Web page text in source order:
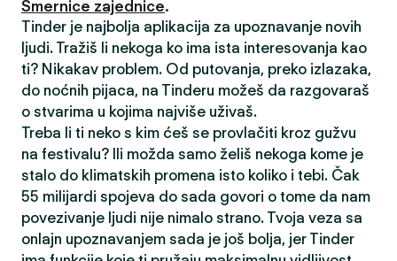
Smernice zajednice.
Tinder je najbolja aplikacija za upoznavanje novih
ljudi. Tražiš li nekoga ko ima ista interesovanja kao
ti? Nikakav problem. Od putovanja, preko izlazaka,
do noćnih pijaca, na Tinderu možeš da razgovaraš
o stvarima u kojima najviše uživaš.
Treba li ti neko s kim ćeš se provlačiti kroz gužvu
na festivalu? Ili možda samo želiš nekoga kome je
stalo do klimatskih promena isto koliko i tebi. Čak
55 milijardi spojeva do sada govori o tome da nam
povezivanje ljudi nije nimalo strano. Tvoja veza sa
onlajn upoznavanjem sada je još bolja, jer Tinder